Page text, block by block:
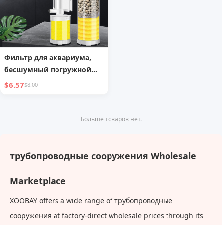
Фильтр для аквариума,
бесшумный погружной
насос, фильтр, аэратор
$6.57$8.00
Больше товаров нет.
трубопроводные сооружения Wholesale
Marketplace
XOOBAY offers a wide range of трубопроводные
сооружения at factory-direct wholesale prices through its